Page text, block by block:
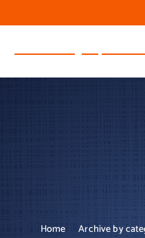
k
o
Ócsai Bolyai János
Home Archive by